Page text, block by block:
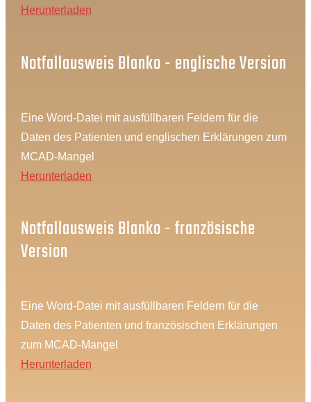
Herunterladen
Notfallausweis Blanko - englische Version
Eine Word-Datei mit ausfüllbaren Feldern für die
Daten des Patienten und englischen Erklärungen zum
MCAD-Mangel
Herunterladen
Notfallausweis Blanko - französische
Version
Eine Word-Datei mit ausfüllbaren Feldern für die
Daten des Patienten und französischen Erklärungen
zum MCAD-Mangel
Herunterladen